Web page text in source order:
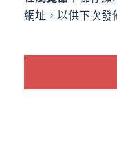
網址，以供下次發